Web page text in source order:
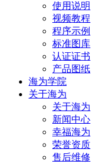
使用说明
视频教程
程序示例
标准图库
认证证书
产品图纸
海为学院
关于海为
关于海为
新闻中心
幸福海为
荣誉资质
售后维修